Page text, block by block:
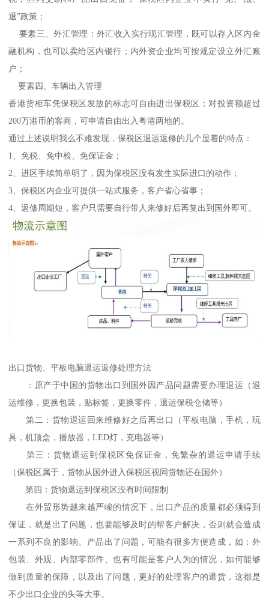
退”政策；
要素三、外汇管理：外汇收入实行现汇管理，既可以存入区内金
融机构，也可以卖给区内银行；内外资企业均可按规定设立外汇账
户；
要素四、车辆出入管理
香港货柜车凭保税区发放的标志可自由进出保税区；对投资额超过
200万港币的客商，可申请自由出入粤港两地的。
通过上述说明我么不难发现，保税区退运返修的几个显着的特点：
1、免税、免中检、免保证金；
2、进区手续简单明了，因为保税区没有发生实际进口的动作；
3、保税区内企业可提供一站式服务，客户省心省事；
4、返修周期短，客户只需要自行带人来修好后再复出到国外即可。
出口货物、平板电脑退运返修处理方法
：原产于中国的货物出口到国外因产品问题需要办理退运（退
运维修，更换包装，贴标签，更换零件，退运保税仓储等）
第二：货物退运回来维修好之后再出口（平板电脑，手机，玩
具，机顶盒，播放器，LED灯，充电器等）
第三：货物退运到保税区免保证金，免繁杂的退运申请手续
（保税区属于，货物从国外进入保税区视同货物还在国外）
第四：货物退运到保税区没有时间限制
在外贸形势越来越严峻的情况下，出口产品的质量都必须得到
保证，就是出了问题，也要能够及时的帮客户解决，否则就会造成
一系列不良的影响。产品出了问题，可能有很多方便造成，如：外
包装、外观、内部零部件、也有可能是客户人为的情况，如何能够
做到质量的保障，以及出了问题，更好的处理客户的退货，这都是
不少出口企业的头等大事。